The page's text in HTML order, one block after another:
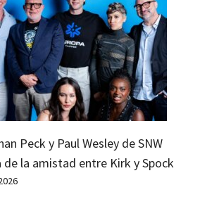
Peck y Paul Wesley de SNW
la amistad entre Kirk y Spock